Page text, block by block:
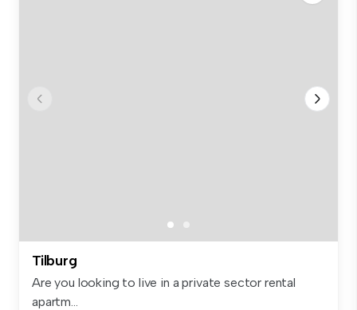
Tilburg
Are you looking to live in a private sector rental
apartm...